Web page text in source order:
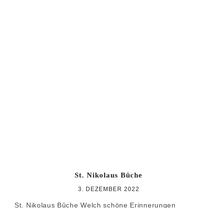
St. Nikolaus Bûche
3. DEZEMBER 2022
St. Nikolaus Bûche Welch schöne Erinnerungen